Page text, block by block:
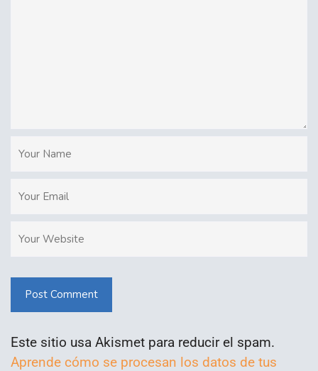
Post Comment
Este sitio usa Akismet para reducir el spam.
Aprende cómo se procesan los datos de tus